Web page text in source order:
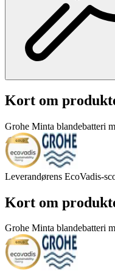
Kort om
Grohe Minta blandebatteri
Leverandørens EcoVadis-
Kort om
Grohe Minta blandebatteri